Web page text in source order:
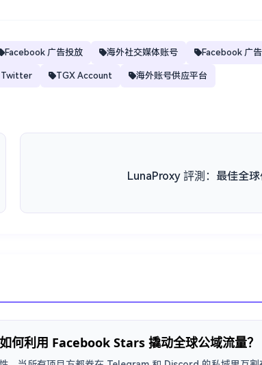
Facebook 广告投放 海外社交媒体账号 Facebook 广
TGX Account 海外账号供应平台
LunaProxy 評測：最佳全
何利用 Facebook Stars 撬动全球公域流量？